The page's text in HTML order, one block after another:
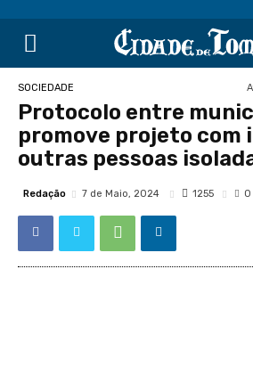
SOCIEDADE
Protocolo entre
promove projeto com
outras pessoas
Redação 7 de Maio, 2024 1255 0